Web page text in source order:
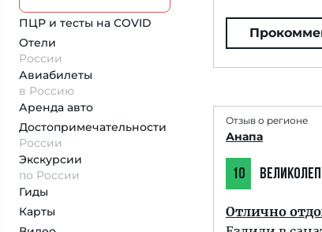
ПЦР и тесты на COVID
Отели
России
Авиабилеты
в Россию
Аренда авто
Достопримеча­тельности
России
Экскурсии
по России
Гиды
Карты
Отзыв о регионе
Анапа
10
Отлично